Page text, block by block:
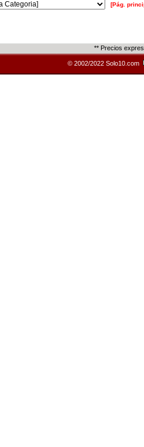
[Pág.
** Precios
© 2002/2022 Solo10.com